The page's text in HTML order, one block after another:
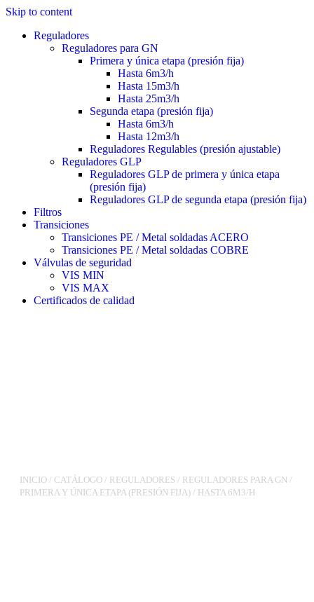
Skip to content
Reguladores
Reguladores para GN
Primera y única etapa (presión fija)
Hasta 6m3/h
Hasta 15m3/h
Hasta 25m3/h
Segunda etapa (presión fija)
Hasta 6m3/h
Hasta 12m3/h
Reguladores Regulables (presión ajustable)
Reguladores GLP
Reguladores GLP de primera y única etapa
(presión fija)
Reguladores GLP de segunda etapa (presión fija)
Filtros
Transiciones
Transiciones PE / Metal soldadas ACERO
Transiciones PE / Metal soldadas COBRE
Válvulas de seguridad
VIS MIN
VIS MAX
Certificados de calidad
INICIO / CATÁLOGO / REGULADORES / REGULADORES PARA GN /
PRIMERA Y ÚNICA ETAPA (PRESIÓN FIJA) / HASTA 6M3/H